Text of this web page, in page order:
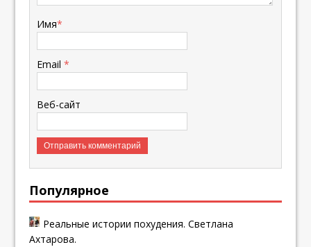
Имя*
Email*
Веб-сайт
Популярное
Реальные истории похудения. Светлана
Ахтарова.